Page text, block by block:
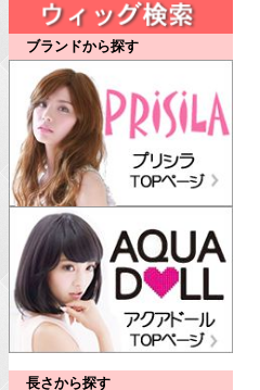
ブランドから探す
長さから探す